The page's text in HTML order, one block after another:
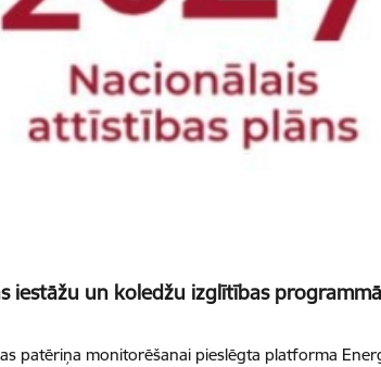
un koledžu izglītības
patēriņa monitorēšanai pieslēgta platforma